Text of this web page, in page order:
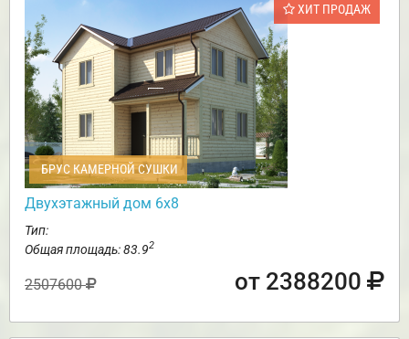
ХИТ ПРОДАЖ
БРУС КАМЕРНОЙ СУШКИ
Двухэтажный дом 6х8
Тип:
Общая площадь: 83.92
2507600 от 2388200